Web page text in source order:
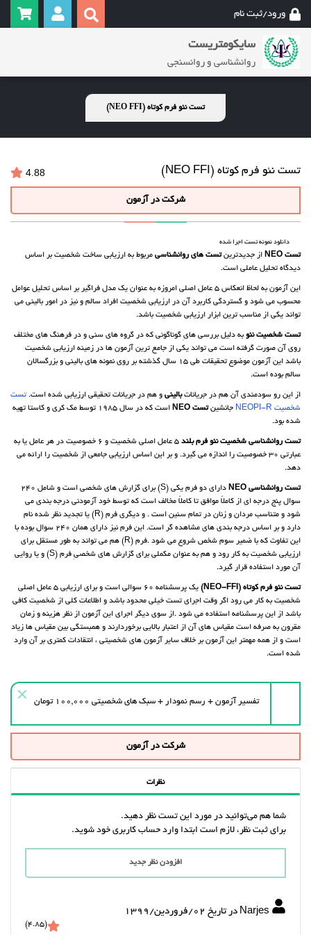
ورود/ثبت نام
سایکومتریست
روانشناسی و روانسنجی
تست نئو فرم کوتاه (NEO FFI)
تست نئو فرم کوتاه (NEO FFI) 4.88
شرکت در آزمون
دانلود نمونه تست اجرا شده
تست NEO از جدیدترینتست های روانشناسی مربوط به ارزیابی ساخت شخصیت بر اساس
دیدگاه تحلیل عاملی است.
این آزمون به لحاظ انعکاس 5 عامل اصلی امروزه به عنوان یک مدل فراگیر بر اساس تحلیل عوامل
محسوب می شود و گستردگی کاربرد آن در ارزیابی شخصیت افراد سالم و نیز در امور بالینی می
تواند یکی از مناسب ترین ابزار ارزیابی شخصیت باشد.
تست شخصیت نئو به دلیل بررسی هایِ گوناگونی که در گروه های سنی و در فرهنگ های مختلف
روی آن صورت گرفته است می تواند یکی از جامع ترین آزمون ها در زمینه ارزیابی شخصیت
باشد این آزمون موضوع تحقیقات طی 15 سال گذشته بر روی نمونه های بالینی و بزرگسالان
سالم بوده است.
از این رو سودمندی آن هم در جریاناتبالینی و هم در جریانات تحقیقی ارزیابی شده است. تست
شخصیت NEOPI-R
جانشینتست NEO
است که در سال 1985 توسط مک کری و کاستا تهیه
شده بود.
تست روانشناسی شخصیت نئو فرم بلند
5 عامل اصلی شخصیت و 6 خصوصیت در هر عامل یا به
عبارتی 30 خصوصیت را اندازه می گیرد. و بر این اساس ارزیابی جامعی از شخصیت را ارائه می
دهد.
تست روانشناسی NEO
دارای دو فرم یکی (S) برای گزارش های شخصی است و شامل 240
سوال پنج درجه ای از کاملاً موافق تا کاملاً مخالف است که توسط خود آزمودنی درجه بندی می
شود و متناسب مردان و زنان در تمام سنین است . و دیگری فرم (R) یا تجدید نظر شده نام
دارد و بر اساس درجه بندی های مشاهده گر است. این فرم نیز دارای همان 240 سوال بوده با
این تفاوت که با ضمیر سوم شخص شروع می شود .فرم (R) هم می تواند به طور مستقل برای
ارزیابی شخصیت به کار رود و هم به عنوان مکملی برای گزارش های شخصیِ فرم (S) و یا روایی
آن مورد استفاده قرار گیرد.
تست نئو فرم کوتاه (NEO-FFI)
یک پرسشنامه 60 سوالی است و برای ارزیابی 5 عامل اصلی
شخصیت به کار می رود اگر وقت اجرای تست خیلی محدود باشد و اطلاعات کلی از شخصیت کافی
باشد از این پرسشنامه استفاده می شود .از سوی دیگر اجرای این آزمون از نظر هزینه و زمان
مقرون به صرفه است مقیاس های آن از اعتبار بالایی برخوردارند و همبستگی بین مقیاس ها زیاد
است و از همه مهمتر این آزمون بر خلاف سایر آزمون های شخصیتی ،‌ انتقادات کمتری بر آن وارد
شده است.
تفسیر آزمون + رسم نمودار + سبک های شخصیتی ۱۰۰,۰۰۰ تومان
شرکت در آزمون
نظرات
شما هم می‌توانید در مورد این تست نظر دهید.
برای ثبت نظر، لازم است ابتدا وارد حساب کاربری خود شوید.
افزودن نظر جدید
Narjes در تاریخ 02/فروردين/1399
(4.85)